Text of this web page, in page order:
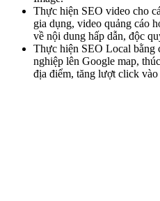
Thực hiện SEO video cho
gia dụng, video quảng cáo
về nội dung hấp dẫn, độc
Thực hiện SEO Local bằng
nghiệp lên Google map,
địa điểm, tăng lượt click vào